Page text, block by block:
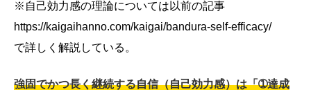
※自己効力感の理論については以前の記事
https://kaigaihanno.com/kaigai/bandura-self-efficacy/
で詳しく解説している。
強固でかつ長く継続する自信（自己効力感）は「➀達成